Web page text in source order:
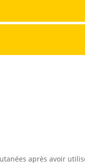
après avoir